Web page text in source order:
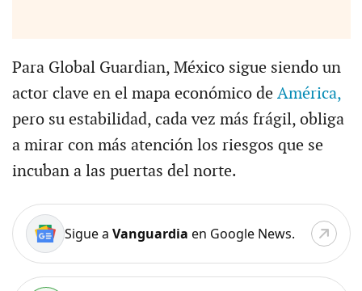
Para Global Guardian, México sigue siendo un
actor clave en el mapa económico de América,
pero su estabilidad, cada vez más frágil, obliga
a mirar con más atención los riesgos que se
incuban a las puertas del norte.
Sigue a Vanguardia en Google News.